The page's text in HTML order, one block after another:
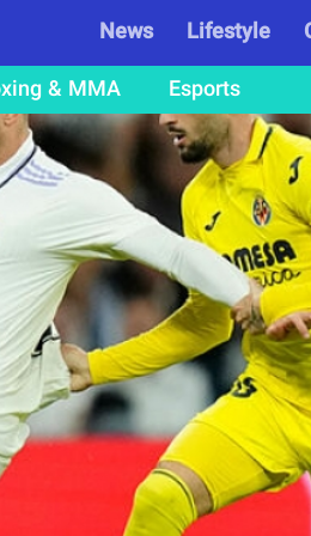
News Lifestyle
& MMA Esports